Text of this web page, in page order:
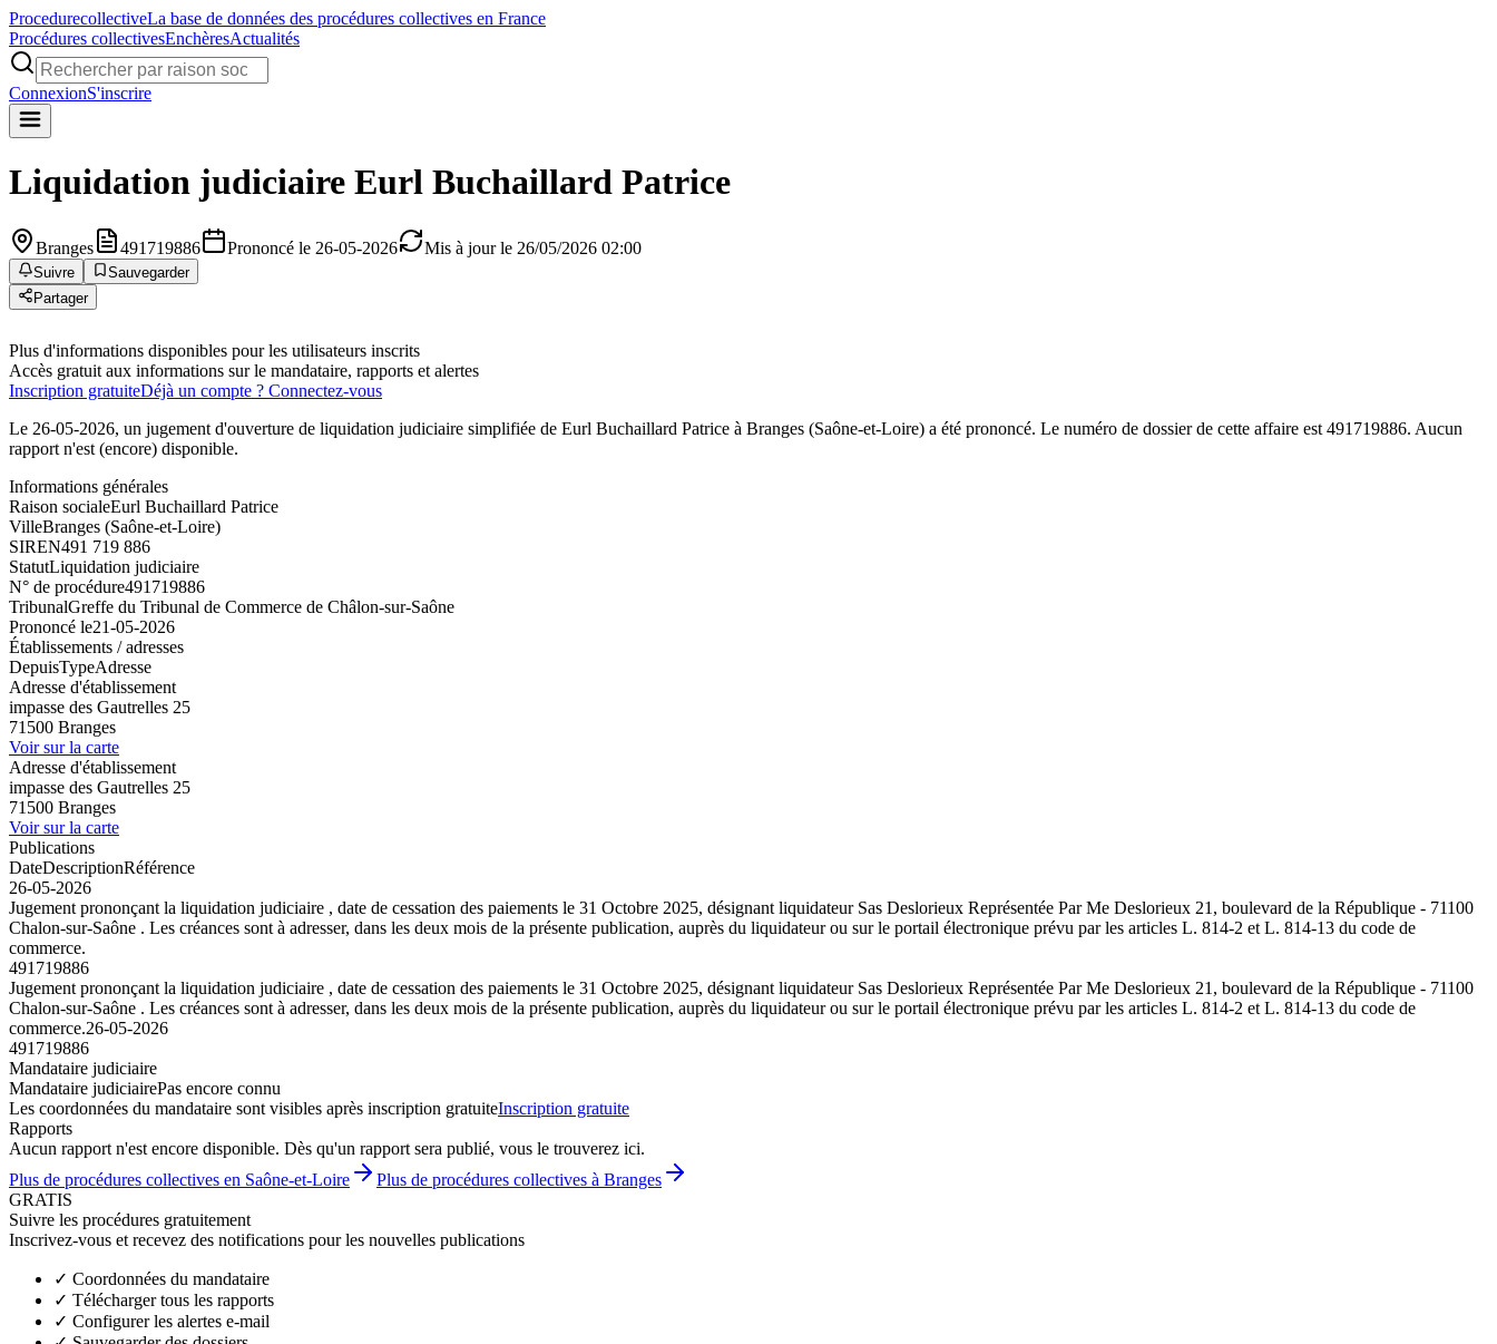
ProcedurecollectiveLa base de données des procédures collectives en France
Procédures collectivesEnchèresActualités
ConnexionS'inscrire
Liquidation judiciaire Eurl Buchaillard Patrice
Branges 491719886 Prononcé le 26-05-2026 Mis à jour le 26/05/2026 02:00
Suivre
Sauvegarder
Partager
Plus d'informations disponibles pour les utilisateurs inscrits
Accès gratuit aux informations sur le mandataire, rapports et alertes
Inscription gratuiteDéjà un compte ? Connectez-vous
Le 26-05-2026, un jugement d'ouverture de liquidation judiciaire simplifiée de Eurl Buchaillard Patrice à Branges (Saône-et-Loire) a été prononcé. Le numéro de dossier de cette affaire est 491719886. Aucun
rapport n'est (encore) disponible.
Informations générales
Raison socialeEurl Buchaillard Patrice
VilleBranges (Saône-et-Loire)
SIREN491 719 886
StatutLiquidation judiciaire
N° de procédure491719886
TribunalGreffe du Tribunal de Commerce de Châlon-sur-Saône
Prononcé le21-05-2026
Établissements / adresses
DepuisTypeAdresse
Adresse d'établissement
impasse des Gautrelles 25
71500 Branges
Voir sur la carte
Adresse d'établissement
impasse des Gautrelles 25
71500 Branges
Voir sur la carte
Publications
DateDescriptionRéférence
26-05-2026
Jugement prononçant la liquidation judiciaire , date de cessation des paiements le 31 Octobre 2025, désignant liquidateur Sas Deslorieux Représentée Par Me Deslorieux 21, boulevard de la République - 71100
Chalon-sur-Saône . Les créances sont à adresser, dans les deux mois de la présente publication, auprès du liquidateur ou sur le portail électronique prévu par les articles L. 814-2 et L. 814-13 du code de
commerce.
491719886
Jugement prononçant la liquidation judiciaire , date de cessation des paiements le 31 Octobre 2025, désignant liquidateur Sas Deslorieux Représentée Par Me Deslorieux 21, boulevard de la République - 71100
Chalon-sur-Saône . Les créances sont à adresser, dans les deux mois de la présente publication, auprès du liquidateur ou sur le portail électronique prévu par les articles L. 814-2 et L. 814-13 du code de
commerce.26-05-2026
491719886
Mandataire judiciaire
Mandataire judiciairePas encore connu
Les coordonnées du mandataire sont visibles après inscription gratuiteInscription gratuite
Rapports
Aucun rapport n'est encore disponible. Dès qu'un rapport sera publié, vous le trouverez ici.
Plus de procédures collectives en Saône-et-Loire
Plus de procédures collectives à Branges
GRATIS
Suivre les procédures gratuitement
Inscrivez-vous et recevez des notifications pour les nouvelles publications
✓ Coordonnées du mandataire
✓ Télécharger tous les rapports
✓ Configurer les alertes e-mail